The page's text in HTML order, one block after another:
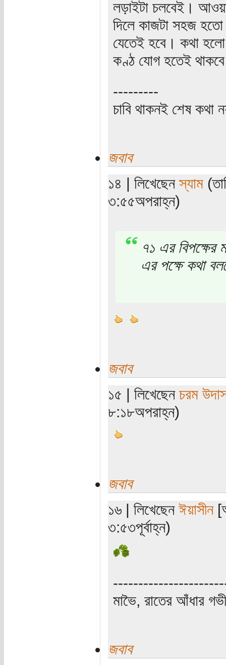
লড়াইটা চলবেই।
দিলে কাজটা সহজ
যেতেই হবে। কথা
কণ্ঠ যোগ হতেই
---------
চাবি থাকনই শেষ কথা
জবাব
১৪ | লিখেছেনস্যাম
৩:৫৫অপরাহ্ন)
৭১ এর
এর পক্ষে কথা
জবাব
১৫ | লিখেছেন চরম
৮:১৮অপরাহ্ন)
জবাব
১৬ | লিখেছেন ঈয়াসীন
৩:৫৩পূর্বাহ্ন)
মাভৈ, রাতের আঁধার
জবাব